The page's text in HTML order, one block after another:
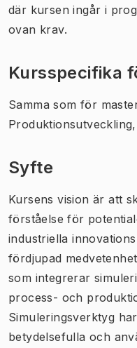
där kursen ingår i
ovan krav.
Kursspecifika
Samma som för
Syfte
Kursens vision är att
förståelse för
industriella
fördjupad
som integrerar
process- och
Simuleringsverktyg
betydelsefulla och